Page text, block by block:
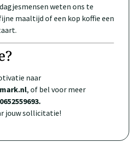
weten ons te
maaltijd of een kop koffie een
naar
, of bel voor meer
0652559693.
jouw sollicitatie!